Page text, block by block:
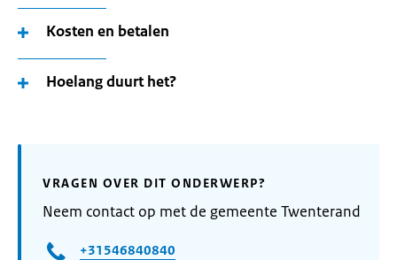
Kosten en betalen
Hoelang duurt het?
VRAGEN OVER DIT ONDERWERP?
Neem contact op met de gemeente Twenterand
+31546840840